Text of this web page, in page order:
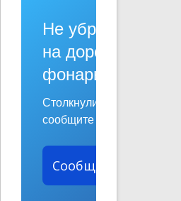
Не убран мусор,
на дороге, не
фонарь?
Столкнулись с проблемой
сообщите о ней!
Сообщить о